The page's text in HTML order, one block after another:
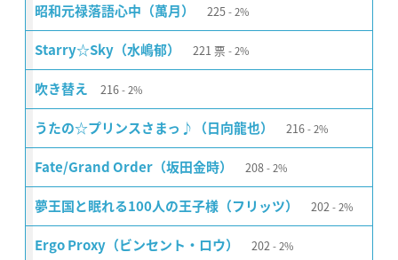
昭和元禄落語心中（萬月） 225 2%
Starry☆Sky（水嶋郁） 221 票 2%
吹き替え 216 2%
うたの☆プリンスさまっ♪（日向龍也） 216 2%
Fate/Grand Order（坂田金時） 208 2%
夢王国と眠れる100人の王子様（フリッツ） 202 2%
Ergo Proxy（ビンセント・ロウ） 202 2%